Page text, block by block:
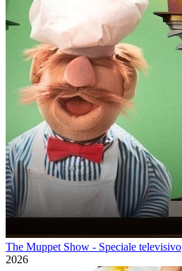
The Muppet Show - Speciale televisivo
2026